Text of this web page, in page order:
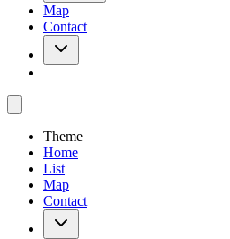
Map
Contact
Theme
Home
List
Map
Contact